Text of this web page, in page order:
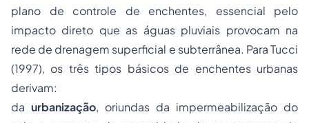
plano de controle de enchentes, essencial pelo
impacto direto que as águas pluviais provocam na
rede de drenagem superficial e subterrânea. Para Tucci
(1997), os três tipos básicos de enchentes urbanas
derivam:
da urbanização, oriundas da impermeabilização do